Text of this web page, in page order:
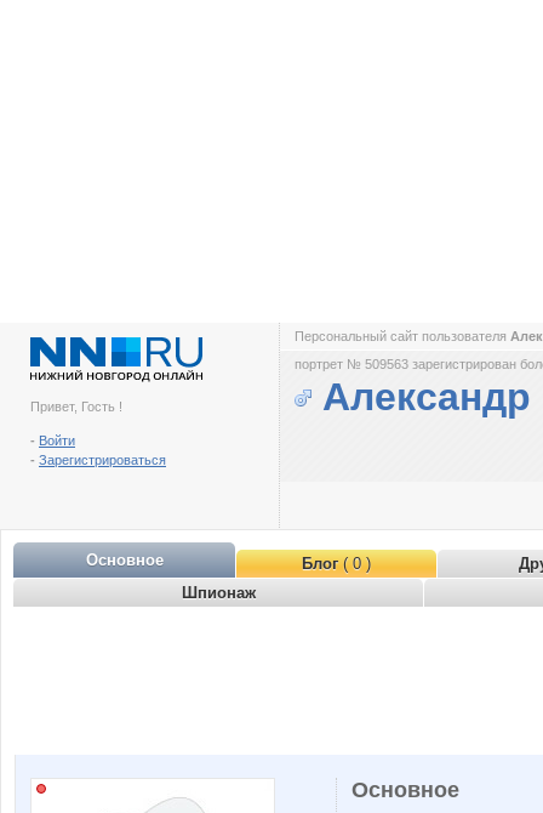
Привет, Гость !
- Войти
- Зарегистрироваться
Персональный сайт пользователя
портрет № 509563 зарегистрирован
Основное Блог( 0 )
Шпионаж
Основное